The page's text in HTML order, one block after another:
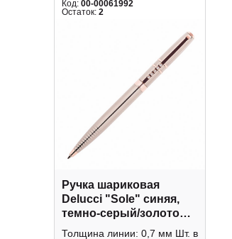
Код: 00-00061992
Остаток: 2
Ручка шариковая
Delucci "Sole" синяя,
темно-серый/золото
корпус в подар. уп.
Толщина линии: 0,7 мм Шт. в